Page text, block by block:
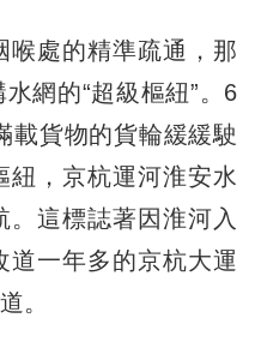
處的精準疏通，那
網的“超級樞紐”。6
載貨物的貨輪緩緩駛
紐，京杭運河淮安水
。這標誌著因淮河入
道一年多的京杭大運
。